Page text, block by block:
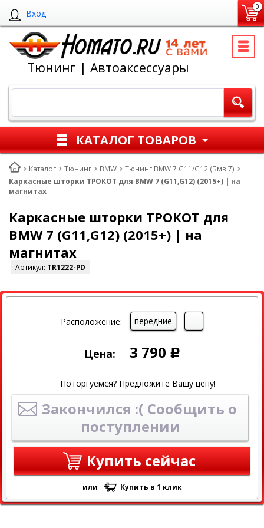
Вход
0
Тюнинг | Автоаксессуары
КАТАЛОГ ТОВАРОВ
Каталог Тюнинг BMW
Тюнинг BMW 7 G11/G12 (Бмв 7)
Каркасные шторки ТРОКОТ для BMW 7 (G11,G12) (2015+) | на
магнитах
Каркасные шторки ТРОКОТ для
BMW 7 (G11,G12) (2015+) | на
магнитах
Артикул: TR1222-PD
Расположение: передние -
Цена: 3 790 Р
Поторгуемся? Предложите Вашу цену!
Закончился :( Сообщить о
поступлении
Купить сейчас
или Купить в 1 клик